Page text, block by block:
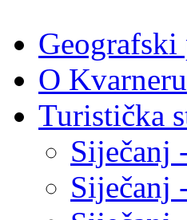
Geografski
O Kvarneru
Turistička
Siječanj
Siječanj